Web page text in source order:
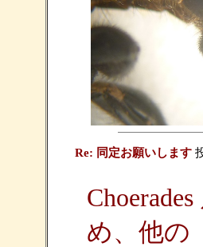
Re: 同定お願いします
め、他の